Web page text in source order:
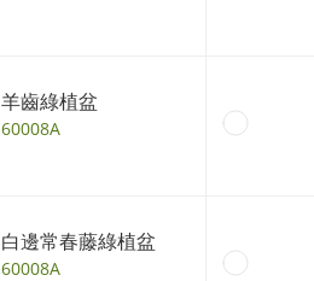
羊齒綠植盆
60008A
白邊常春藤綠植盆
60008A